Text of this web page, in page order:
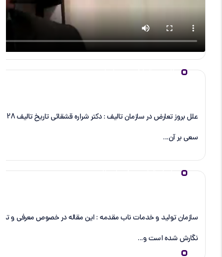
علل بروز تعارض در سازمان
سعی بر آن...
سازمان تولید و خدمات ناب
سازمان تولید و خدمات ناب مقدمه : این مقاله در خصوص معرفی و
نگارش شده است و...